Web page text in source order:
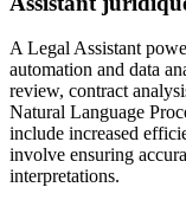
A Legal Assistant
automation and data
review, contract
Natural Language
include increased
involve ensuring
interpretations.